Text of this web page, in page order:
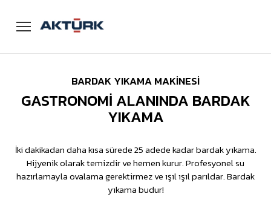
Menü
BARDAK YIKAMA MAKİNESİ
GASTRONOMİ ALANINDA BARDAK
YIKAMA
İki dakikadan daha kısa sürede 25 adede kadar bardak yıkama.
Hijyenik olarak temizdir ve hemen kurur. Profesyonel su
hazırlamayla ovalama gerektirmez ve ışıl ışıl parıldar. Bardak
yıkama budur!